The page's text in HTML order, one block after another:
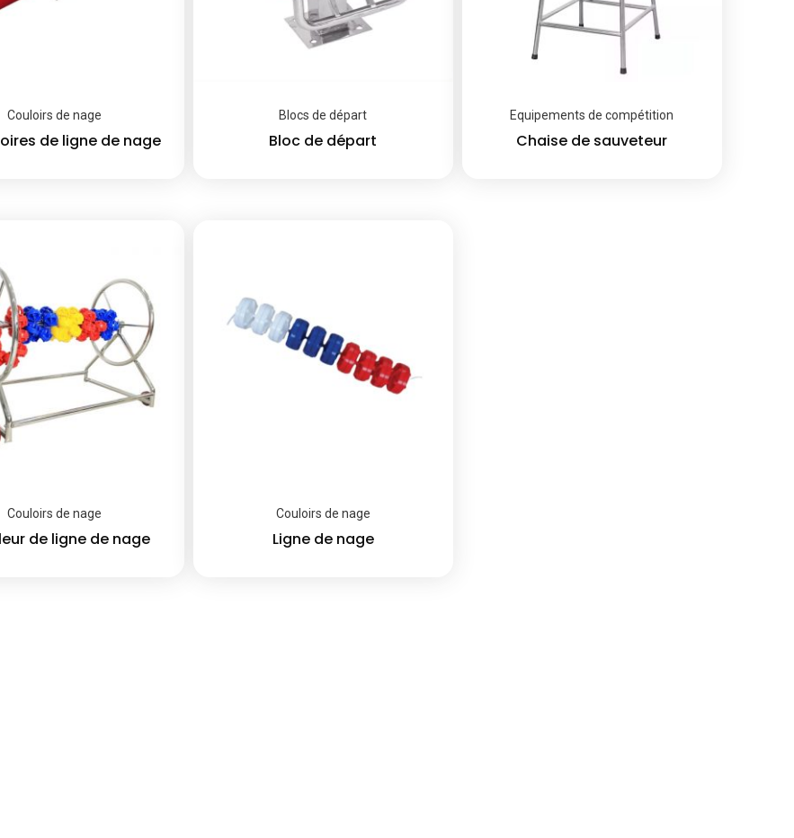
Couloirs de nage
de ligne de nage
Blocs de départ
Bloc de départ
Equipements de compétition
Chaise de sauveteur
Couloirs de nage
de ligne de nage
Couloirs de nage
Ligne de nage